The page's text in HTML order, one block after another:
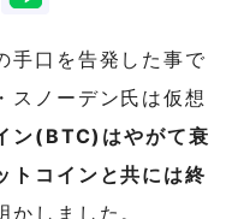
手口を告発した事で
スノーデン氏は仮想
ン(BTC)はやがて衰
トコインと共には終
しました。